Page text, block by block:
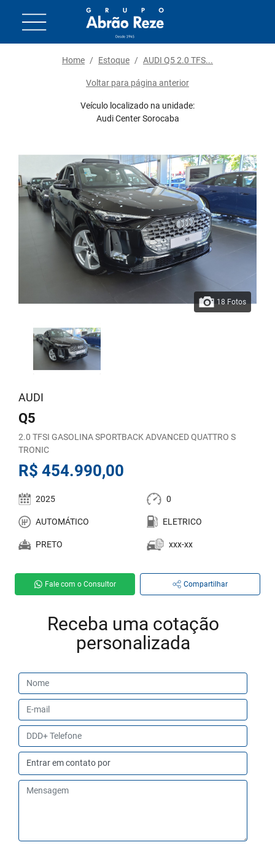
Home / Estoque / AUDI Q5 2.0 TFS...
Voltar para página anterior
Veículo localizado na unidade:
Audi Center Sorocaba
18 Fotos
AUDI
Q5
2.0 TFSI GASOLINA SPORTBACK ADVANCED QUATTRO S
TRONIC
R$ 454.990,00
2025 0
AUTOMÁTICO ELETRICO
PRETO xxx-xx
Fale com o Consultor Compartilhar
Receba uma cotação
personalizada